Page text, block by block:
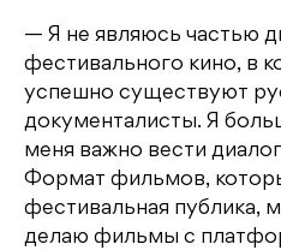
— Я не являюсь частью
фестивального кино, в
успешно существуют
документалисты. Я
меня важно вести
Формат фильмов,
фестивальная публика,
делаю фильмы с